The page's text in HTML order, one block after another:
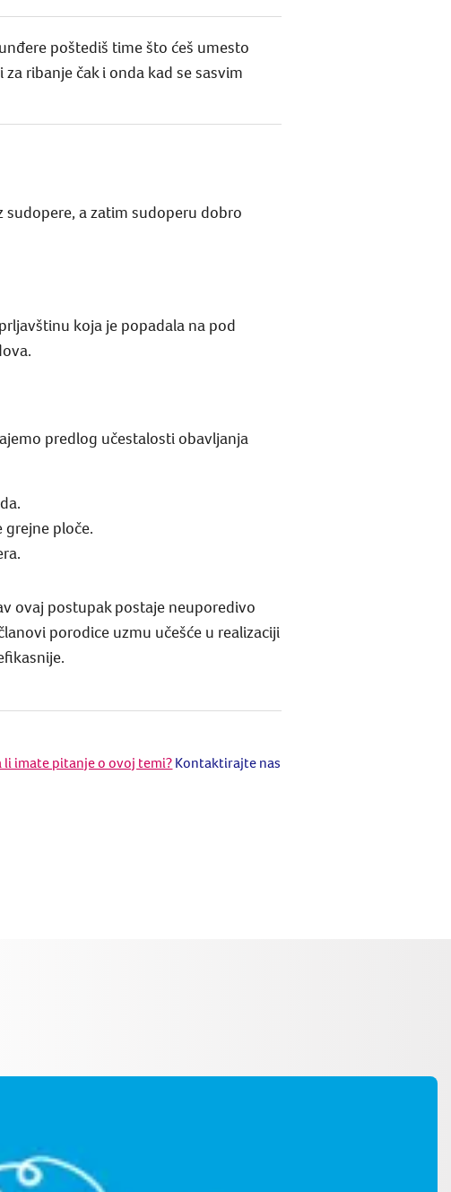
poštediš time što ćeš umesto
ribanje čak i onda kad se sasvim
a zatim sudoperu dobro
koja je popadala na pod
predlog učestalosti obavljanja
grejne ploče.
ovaj postupak postaje neuporedivo
porodice uzmu učešće u realizaciji
li imate pitanje o ovoj temi? Kontaktirajte nas